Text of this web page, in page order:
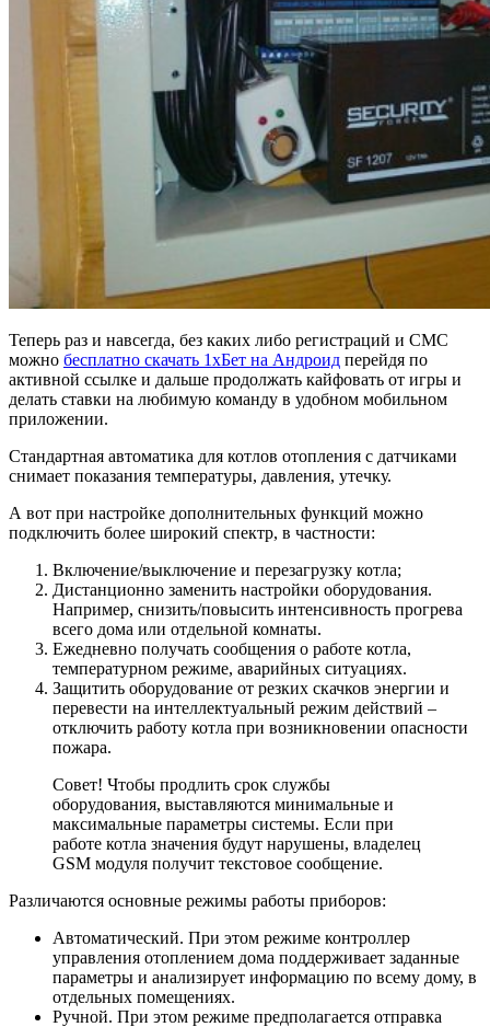
Теперь раз и навсегда, без каких либо регистраций и СМС
можно бесплатно скачать 1хБет на Андроид перейдя по
активной ссылке и дальше продолжать кайфовать от игры и
делать ставки на любимую команду в удобном мобильном
приложении.
Стандартная автоматика для котлов отопления с датчиками
снимает показания температуры, давления, утечку.
А вот при настройке дополнительных функций можно
подключить более широкий спектр, в частности:
Включение/выключение и перезагрузку котла;
Дистанционно заменить настройки оборудования.
Например, снизить/повысить интенсивность прогрева
всего дома или отдельной комнаты.
Ежедневно получать сообщения о работе котла,
температурном режиме, аварийных ситуациях.
Защитить оборудование от резких скачков энергии и
перевести на интеллектуальный режим действий –
отключить работу котла при возникновении опасности
пожара.
Совет! Чтобы продлить срок службы
оборудования, выставляются минимальные и
максимальные параметры системы. Если при
работе котла значения будут нарушены, владелец
GSM модуля получит текстовое сообщение.
Различаются основные режимы работы приборов:
Автоматический. При этом режиме контроллер
управления отоплением дома поддерживает заданные
параметры и анализирует информацию по всему дому, в
отдельных помещениях.
Ручной. При этом режиме предполагается отправка